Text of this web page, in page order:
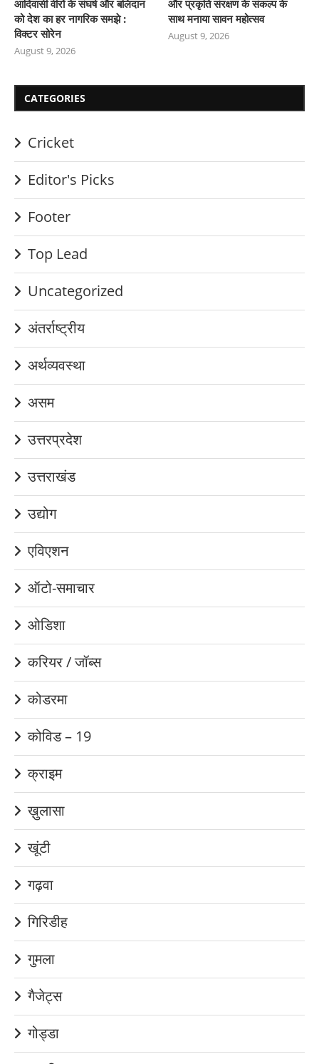
आदिवासी वीरों के संघर्ष और बलिदान
को देश का हर नागरिक समझे :
विक्टर सोरेन
August 9, 2026
और प्रकृति संरक्षण के संकल्प के
साथ मनाया सावन महोत्सव
August 9, 2026
CATEGORIES
Cricket
Editor's Picks
Footer
Top Lead
Uncategorized
अंतर्राष्ट्रीय
अर्थव्यवस्था
असम
उत्तरप्रदेश
उत्तराखंड
उद्योग
एविएशन
ऑटो-समाचार
ओडिशा
करियर / जॉब्स
कोडरमा
कोविड – 19
क्राइम
ख़ुलासा
खूंटी
गढ़वा
गिरिडीह
गुमला
गैजेट्स
गोड्डा